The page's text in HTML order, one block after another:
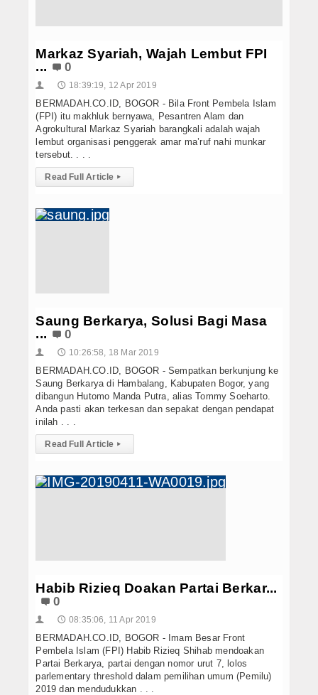
Markaz Syariah, Wajah Lembut FPI
...
0
👤 🕔 18:39:19, 12 Apr 2019
BERMADAH.CO.ID, BOGOR - Bila Front Pembela Islam
(FPI) itu makhluk bernyawa, Pesantren Alam dan
Agrokultural Markaz Syariah barangkali adalah wajah
lembut organisasi penggerak amar ma’ruf nahi munkar
tersebut. . . .
Read Full Article ▸
Saung Berkarya, Solusi Bagi Masa
...
0
👤 🕔 10:26:58, 18 Mar 2019
BERMADAH.CO.ID, BOGOR - Sempatkan berkunjung ke
Saung Berkarya di Hambalang, Kabupaten Bogor, yang
dibangun Hutomo Manda Putra, alias Tommy Soeharto.
Anda pasti akan terkesan dan sepakat dengan pendapat
inilah . . .
Read Full Article ▸
Habib Rizieq Doakan Partai Berkar...
0
👤 🕔 08:35:06, 11 Apr 2019
BERMADAH.CO.ID, BOGOR - Imam Besar Front
Pembela Islam (FPI) Habib Rizieq Shihab mendoakan
Partai Berkarya, partai dengan nomor urut 7, lolos
parlementary threshold dalam pemilihan umum (Pemilu)
2019 dan mendudukkan . . .